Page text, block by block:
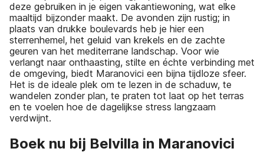
deze gebruiken in je eigen vakantiewoning, wat elke
maaltijd bijzonder maakt. De avonden zijn rustig; in
plaats van drukke boulevards heb je hier een
sterrenhemel, het geluid van krekels en de zachte
geuren van het mediterrane landschap. Voor wie
verlangt naar onthaasting, stilte en échte verbinding met
de omgeving, biedt Maranovici een bijna tijdloze sfeer.
Het is de ideale plek om te lezen in de schaduw, te
wandelen zonder plan, te praten tot laat op het terras
en te voelen hoe de dagelijkse stress langzaam
verdwijnt.
Boek nu bij Belvilla in Maranovici